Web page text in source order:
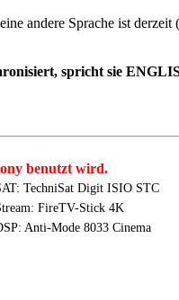
andere Sprache ist derzeit
spricht sie
benutzt wird.
TechniSat Digit ISIO STC
FireTV-Stick 4K
Anti-Mode 8033 Cinema